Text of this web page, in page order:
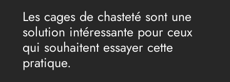
Les cages de chasteté sont une
solution intéressante pour ceux
qui souhaitent essayer cette
pratique.